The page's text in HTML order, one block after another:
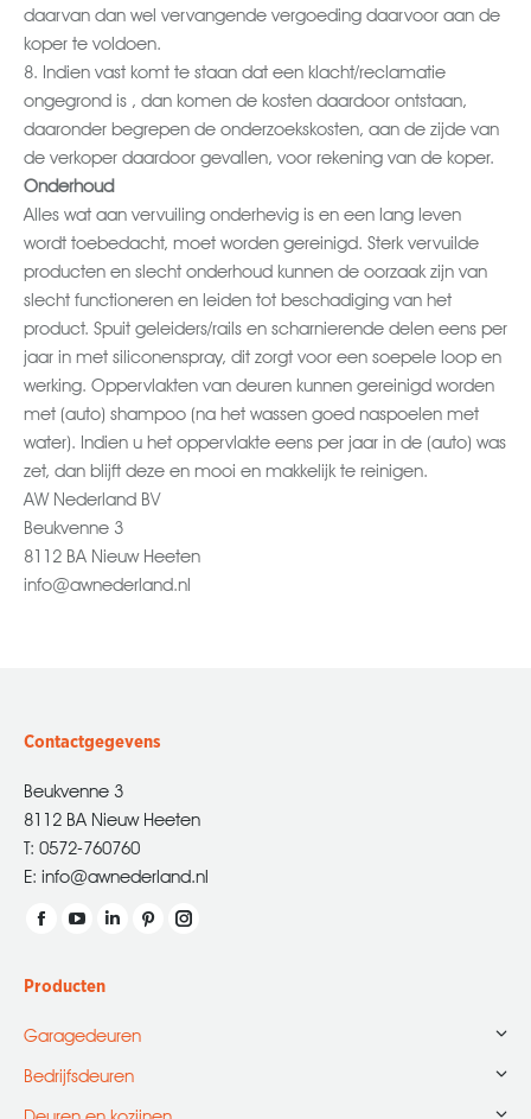
daarvan dan wel vervangende vergoeding daarvoor aan de
koper te voldoen.
8. Indien vast komt te staan dat een klacht/reclamatie
ongegrond is , dan komen de kosten daardoor ontstaan,
daaronder begrepen de onderzoekskosten, aan de zijde van
de verkoper daardoor gevallen, voor rekening van de koper.
Onderhoud
Alles wat aan vervuiling onderhevig is en een lang leven
wordt toebedacht, moet worden gereinigd. Sterk vervuilde
producten en slecht onderhoud kunnen de oorzaak zijn van
slecht functioneren en leiden tot beschadiging van het
product. Spuit geleiders/rails en scharnierende delen eens per
jaar in met siliconenspray, dit zorgt voor een soepele loop en
werking. Oppervlakten van deuren kunnen gereinigd worden
met (auto) shampoo (na het wassen goed naspoelen met
water). Indien u het oppervlakte eens per jaar in de (auto) was
zet, dan blijft deze en mooi en makkelijk te reinigen.
AW Nederland BV
Beukvenne 3
8112 BA Nieuw Heeten
info@awnederland.nl
Contactgegevens
Beukvenne 3
8112 BA Nieuw Heeten
T: 0572-760760
E: info@awnederland.nl
Vind ons op:
opens
window
opens
Producten
Garagedeuren
Bedrijfsdeuren
Deuren en kozijnen